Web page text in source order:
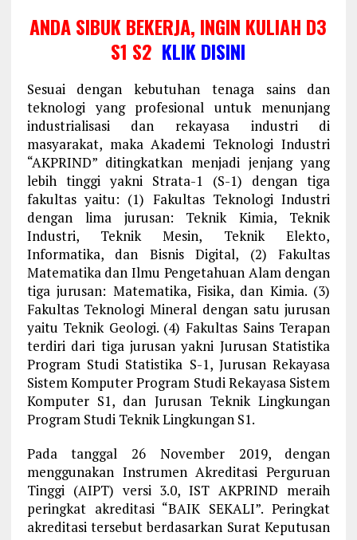
ANDA SIBUK BEKERJA, INGIN KULIAH D3
S1 S2 KLIK DISINI
Sesuai dengan kebutuhan tenaga sains dan
teknologi yang profesional untuk menunjang
industrialisasi dan rekayasa industri di
masyarakat, maka Akademi Teknologi Industri
“AKPRIND” ditingkatkan menjadi jenjang yang
lebih tinggi yakni Strata-1 (S-1) dengan tiga
fakultas yaitu: (1) Fakultas Teknologi Industri
dengan lima jurusan: Teknik Kimia, Teknik
Industri, Teknik Mesin, Teknik Elekto,
Informatika, dan Bisnis Digital, (2) Fakultas
Matematika dan Ilmu Pengetahuan Alam dengan
tiga jurusan: Matematika, Fisika, dan Kimia. (3)
Fakultas Teknologi Mineral dengan satu jurusan
yaitu Teknik Geologi. (4) Fakultas Sains Terapan
terdiri dari tiga jurusan yakni Jurusan Statistika
Program Studi Statistika S-1, Jurusan Rekayasa
Sistem Komputer Program Studi Rekayasa Sistem
Komputer S1, dan Jurusan Teknik Lingkungan
Program Studi Teknik Lingkungan S1.
Pada tanggal 26 November 2019, dengan
menggunakan Instrumen Akreditasi Perguruan
Tinggi (AIPT) versi 3.0, IST AKPRIND meraih
peringkat akreditasi “BAIK SEKALI”. Peringkat
akreditasi tersebut berdasarkan Surat Keputusan